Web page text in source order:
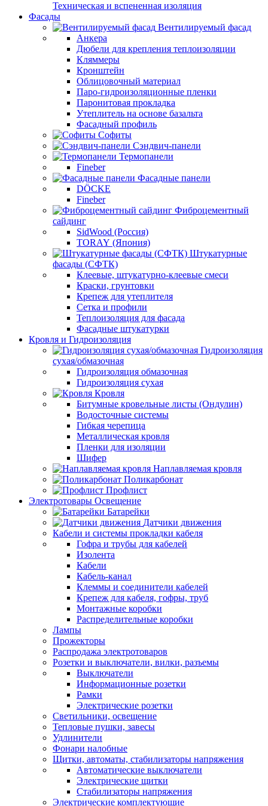
Техническая и вспененная изоляция
Фасады
Вентилируемый фасад
Анкера
Дюбели для крепления теплоизоляции
Кляммеры
Кронштейн
Облицовочный материал
Паро-гидроизоляционные пленки
Паронитовая прокладка
Утеплитель на основе базальта
Фасадный профиль
Софиты
Сэндвич-панели
Термопанели
Fineber
Фасадные панели
DÖCKE
Fineber
Фиброцементный
сайдинг
SidWood (Россия)
TORAY (Япония)
Штукатурные
фасады (СФТК)
Клеевые, штукатурно-клеевые смеси
Краски, грунтовки
Крепеж для утеплителя
Сетка и профили
Теплоизоляция для фасада
Фасадные штукатурки
Кровля и Гидроизоляция
Гидроизоляция
сухая/обмазочная
Гидроизоляция обмазочная
Гидроизоляция сухая
Кровля
Битумные кровельные листы (Ондулин)
Водосточные системы
Гибкая черепица
Металлическая кровля
Пленки для изоляции
Шифер
Наплавляемая кровля
Поликарбонат
Профлист
Электротовары Освещение
Батарейки
Датчики движения
Кабели и системы прокладки кабеля
Гофра и трубы для кабелей
Изолента
Кабели
Кабель-канал
Клеммы и соединители кабелей
Крепеж для кабеля, гофры, труб
Монтажные коробки
Распределительные коробки
Лампы
Прожекторы
Распродажа электротоваров
Розетки и выключатели, вилки, разъемы
Выключатели
Информационные розетки
Рамки
Электрические розетки
Светильники, освещение
Тепловые пушки, завесы
Удлинители
Фонари налобные
Щитки, автоматы, стабилизаторы напряжения
Автоматические выключатели
Электрические щитки
Стабилизаторы напряжения
Электрические комплектующие